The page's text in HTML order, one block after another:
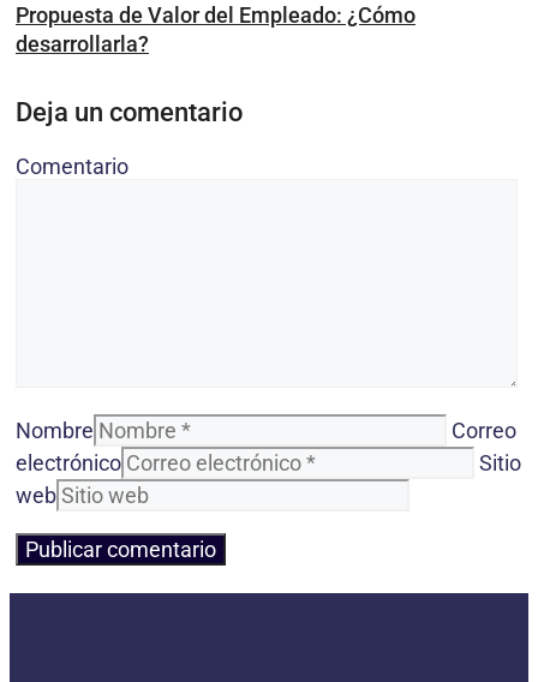
Propuesta de Valor del Empleado: ¿Cómo
desarrollarla?
Deja un comentario
Comentario
Nombre
Correo
electrónico
Sitio
web